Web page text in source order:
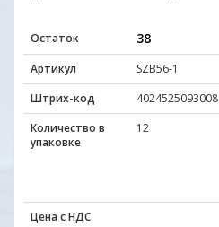
Остаток 38
Артикул
SZB56-1
Штрих-код
4024525093008
Количество в
упаковке
12
Цена с НДС